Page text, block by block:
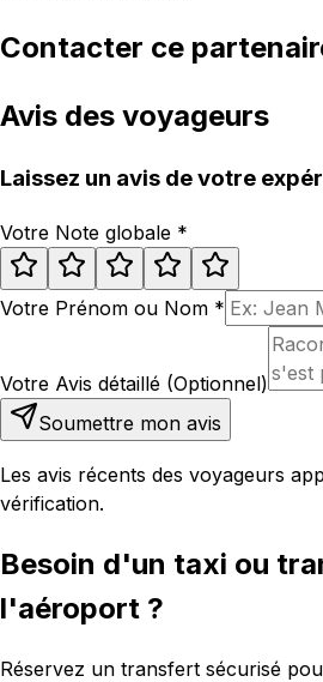
Contacter ce
Avis des voyageurs
Laissez un avis de votre
Votre Note globale *
Votre Prénom ou Nom *
Votre Avis détaillé (Optionnel)
Soumettre mon avis
Les avis récents des voyageurs
vérification.
Besoin d'un taxi ou
l'aéroport ?
Réservez un transfert sécurisé